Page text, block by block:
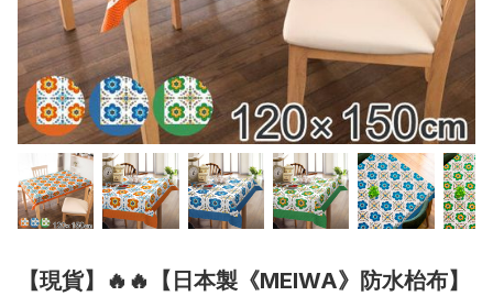
【現貨】🔥🔥【日本製《MEIWA》防水枱布】